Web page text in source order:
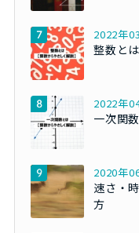
2022年
整数と
2022年
一次関
2020年
速さ・
方